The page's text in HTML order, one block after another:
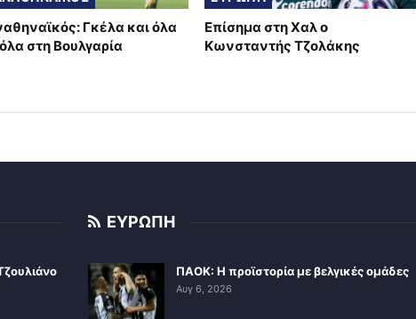
Γκέλα και όλα
στη Βουλγαρία
Επίσημα στη Χαλ ο
Κωνσταντής Τζολάκης
ΕΥΡΩΠΗ
ΠΑΟΚ: Η προϊστορία με βελγικές ομάδες
Αυγ 6, 2026